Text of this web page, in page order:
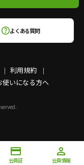
利用規約
使いになる方へ
よくある質問
会員証
会員情報